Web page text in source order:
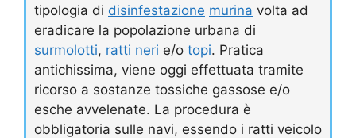
tipologia di disinfestazione murina volta ad
eradicare la popolazione urbana di
surmolotti, ratti neri e/o topi. Pratica
antichissima, viene oggi effettuata tramite
ricorso a sostanze tossiche gassose e/o
esche avvelenate. La procedura è
obbligatoria sulle navi, essendo i ratti veicolo